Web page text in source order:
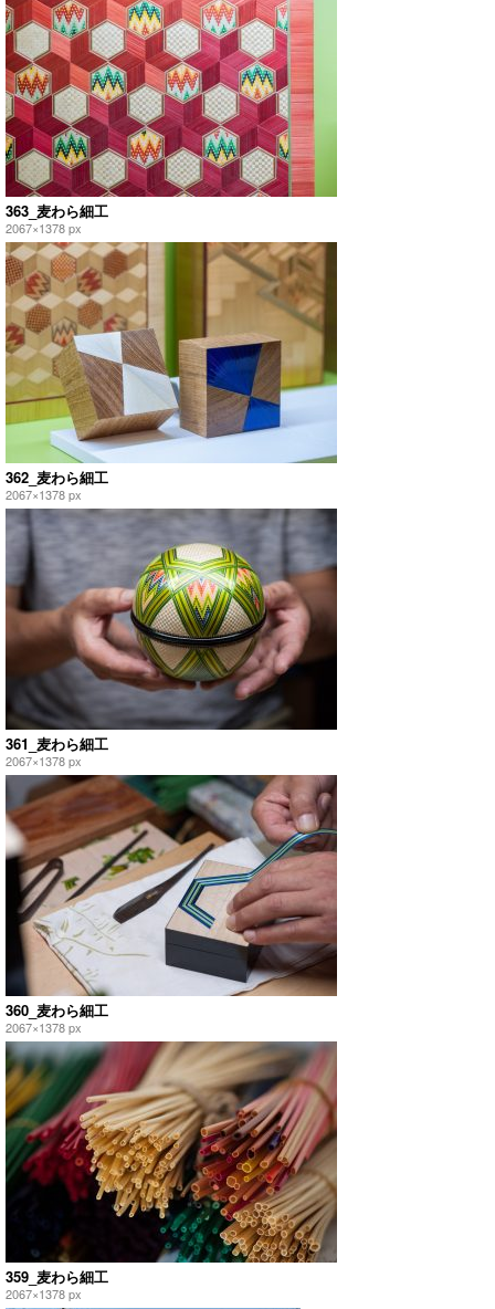
363_麦わら細工
2067×1378 px
362_麦わら細工
2067×1378 px
361_麦わら細工
2067×1378 px
360_麦わら細工
2067×1378 px
359_麦わら細工
2067×1378 px